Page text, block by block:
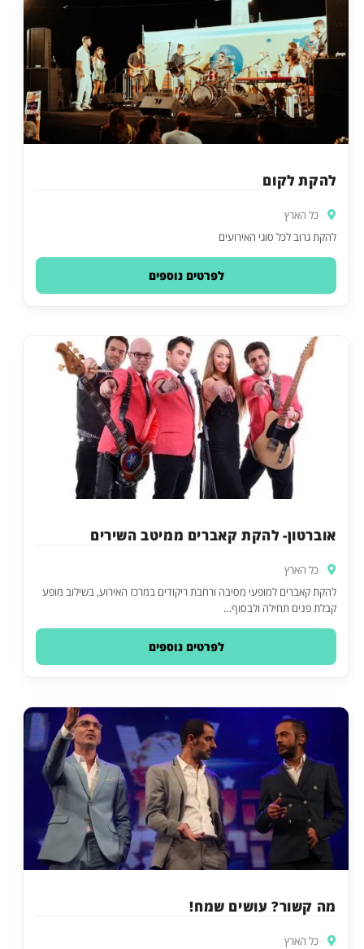
להקת לקום
כל הארץ
להקת גרוב לכל סוגי האירועים
לפרטים נוספים
אוברטון- להקת קאברים ממיטב השירים
כל הארץ
להקת קאברים למופעי מסיבה ורחבת ריקודים במרכז האירוע, בשילוב מופע
קבלת פנים תחילה ולבסוף…
לפרטים נוספים
מה קשור? עושים שמח!
כל הארץ